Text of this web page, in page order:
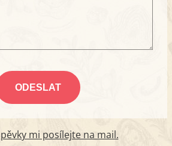
mi posílejte na mail.